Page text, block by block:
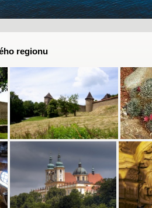
regionu